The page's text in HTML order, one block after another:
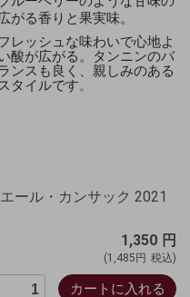
広がる香りと果実味。
レッシュな味わいで心地よ
酸が広がる。タンニンのバ
ンスも良く、親しみのある
スタイルです。
ール・カンサック 2021
1,350 円
(1,485円 税込)
カートに入れる